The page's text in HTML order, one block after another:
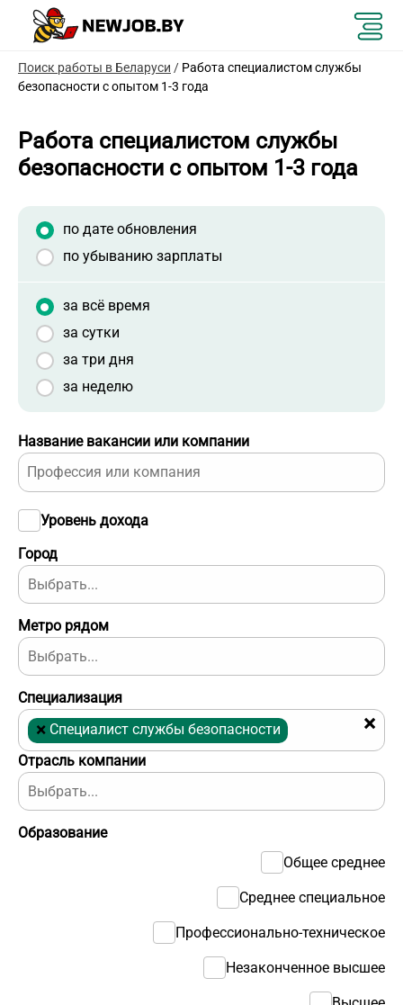
Поиск работы в Беларуси / Работа специалистом службы
безопасности с опытом 1-3 года
Работа специалистом службы
безопасности с опытом 1-3 года
Отрасль компании
Название вакансии или компании
Город
Уровень дохода
Образование
Общее среднее
Среднее специальное
Профессионально-техническое
Незаконченное высшее
Метро рядом
по дате обновления
по убыванию зарплаты
за всё время
за сутки
за три дня
за неделю
Специализация
×
× Специалист службы безопасности